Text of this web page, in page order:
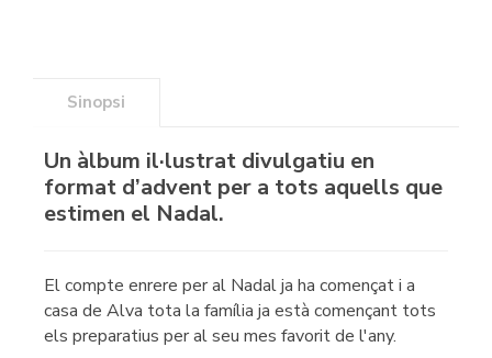
Sinopsi
Un àlbum il·lustrat divulgatiu en
format d’advent per a tots aquells que
estimen el Nadal.
El compte enrere per al Nadal ja ha començat i a
casa de Alva tota la família ja està començant tots
els preparatius per al seu mes favorit de l'any.